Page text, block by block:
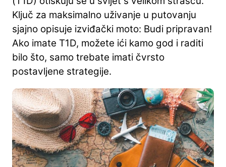
Ključ za maksimalno uživanje u putovanju
sjajno opisuje izviđački moto: Budi pripravan!
Ako imate T1D, možete ići kamo god i raditi
bilo što, samo trebate imati čvrsto
postavljene strategije.